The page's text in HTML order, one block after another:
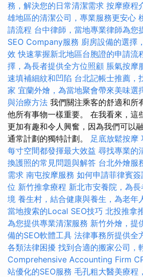
務，解決您的日常清潔需求 按摩療程
雄地區的清潔公司，專業服務更安心
請流程 台中律師，當地專業律師為您
SEO Company服務 廚房設備的選擇
效 快速掌握新北地區台胞證的申請流
擇，為長者提供全方位照顧 脹氣按摩
速填補細紋和凹陷 台北記帳士推薦，
家 宜蘭外燴，為當地聚會帶來美味選
與治療方法 我們關注乘客的舒適和所
他所有事物一樣重要。 在我看來，這
更加有趣和令人興奮，因為我們可以
通常計劃的獨特計劃。 足底放鬆按摩
每寸空間都發揮最大效益 尋找專業的
換護照的常見問題與解答 台北外燴服
需求 南屯按摩服務 如何申請菲律賓
位 新竹推拿療程 新北市安養院，為
境 養生村，結合健康與養生，為老年
當地搜索的Local SEO技巧 北投推拿
為您提供專業清潔服務 新竹外燴，提
備的SEO軟體工具 法律事務所提供全
各類法律困擾 找到合適的搬家公司，
Comprehensive Accounting Firm
站優化的SEO服務 毛孔粗大醫美療程